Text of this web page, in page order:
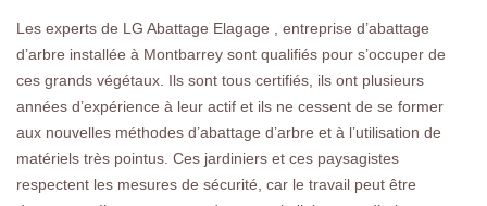
Les experts de LG Abattage Elagage , entreprise d’abattage
d’arbre installée à Montbarrey sont qualifiés pour s’occuper de
ces grands végétaux. Ils sont tous certifiés, ils ont plusieurs
années d’expérience à leur actif et ils ne cessent de se former
aux nouvelles méthodes d’abattage d’arbre et à l’utilisation de
matériels très pointus. Ces jardiniers et ces paysagistes
respectent les mesures de sécurité, car le travail peut être